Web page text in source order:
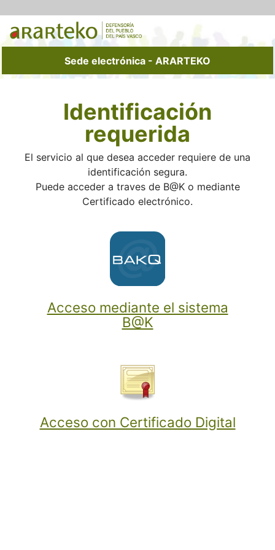
Sede electrónica - ARARTEKO
Autenticación del Usuario
Identificación
requerida
El servicio al que desea acceder requiere de una
identificación segura.
Puede acceder a traves de B@K o mediante
Certificado electrónico.
Acceso mediante el sistema
B@K
Acceso con Certificado Digital